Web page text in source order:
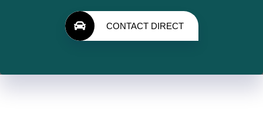
CONTACT DIRECT